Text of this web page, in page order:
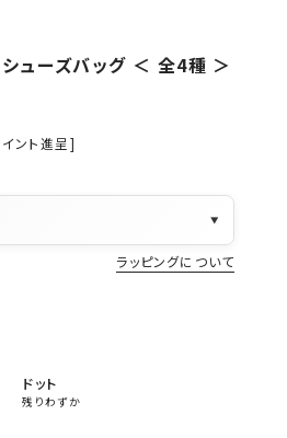
ューズバッグ ＜ 全4種 ＞
ント進呈]
▼
ラッピングについて
ドット
残りわずか